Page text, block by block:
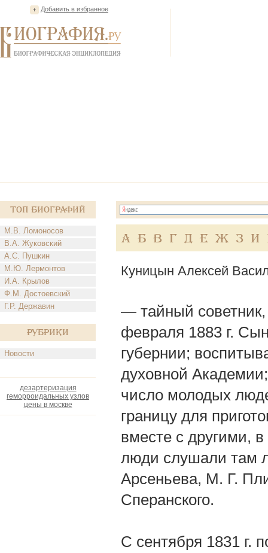
Добавить в избранное
Топ Биографий
М.В. Ломоносов
В.А. Жуковский
А.С. Пушкин
М.Ю. Лермонтов
И.А. Крылов
Ф.М. Достоевский
Г.Р. Державин
Рубрики
Новости
дезартеризация
геморроидальных узлов
цены в москве
А Б В Г Д Е Ж З И
Куницын Алексей
— тайный советник,
февраля 1883 г.
губернии;
духовной
число молодых
границу для
вместе с другими,
люди слушали там
Арсеньева, М. Г.
Сперанского.
С сентября 1831 г.